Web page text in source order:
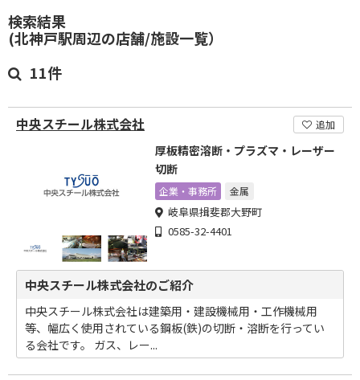
検索結果
(北神戸駅周辺の店舗/施設一覧）
11件
中央スチール株式会社 追加
厚板精密溶断・プラズマ・レーザー
切断
企業・事務所 金属
岐阜県揖斐郡大野町
0585-32-4401
中央スチール株式会社のご紹介
中央スチール株式会社は建築用・建設機械用・工作機械用
等、幅広く使用されている鋼板(鉄)の切断・溶断を行ってい
る会社です。 ガス、レー...